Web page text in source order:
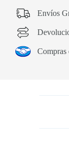
Envíos
Compras